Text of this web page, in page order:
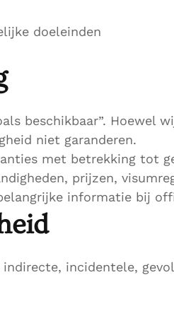
doeleinden
beschikbaar”. Hoewel
niet garanderen.
met betrekking tot
prijzen,
informatie bij
incidentele,